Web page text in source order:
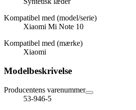
Kompatibel med (model/serie)
Xiaomi Mi Note 10
Kompatibel med (mærke)
Xiaomi
Modelbeskrivelse
Producentens varenummer
53-946-5